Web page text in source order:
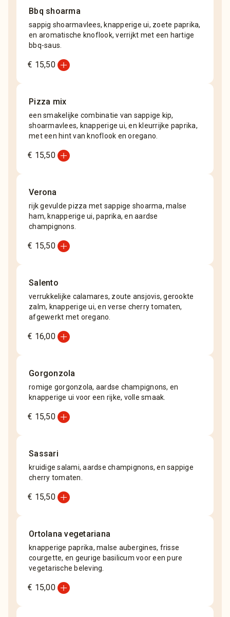
Bbq shoarma
sappig shoarmavlees, knapperige ui, zoete paprika,
en aromatische knoflook, verrijkt met een hartige
bbq-saus.
€ 15,50add_circle
Pizza mix
een smakelijke combinatie van sappige kip,
shoarmavlees, knapperige ui, en kleurrijke paprika,
met een hint van knoflook en oregano.
€ 15,50add_circle
Verona
rijk gevulde pizza met sappige shoarma, malse
ham, knapperige ui, paprika, en aardse
champignons.
€ 15,50add_circle
Salento
verrukkelijke calamares, zoute ansjovis, gerookte
zalm, knapperige ui, en verse cherry tomaten,
afgewerkt met oregano.
€ 16,00add_circle
Gorgonzola
romige gorgonzola, aardse champignons, en
knapperige ui voor een rijke, volle smaak.
€ 15,50add_circle
Sassari
kruidige salami, aardse champignons, en sappige
cherry tomaten.
€ 15,50add_circle
Ortolana vegetariana
knapperige paprika, malse aubergines, frisse
courgette, en geurige basilicum voor een pure
vegetarische beleving.
€ 15,00add_circle